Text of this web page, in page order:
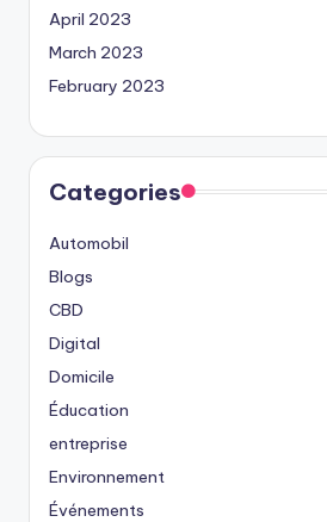
April 2023
March 2023
February 2023
Categories
Automobil
Blogs
CBD
Digital
Domicile
Éducation
entreprise
Environnement
Événements